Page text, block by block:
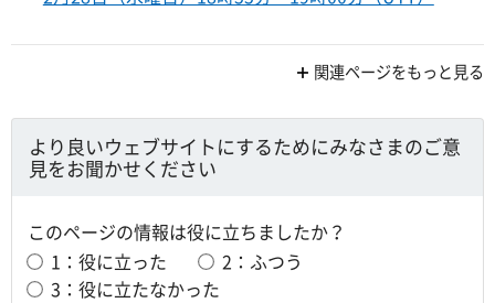
関連ページをもっと見る
より良いウェブサイトにするためにみなさまのご意
見をお聞かせください
このページの情報は役に立ちましたか？
1：役に立った
2：ふつう
3：役に立たなかった